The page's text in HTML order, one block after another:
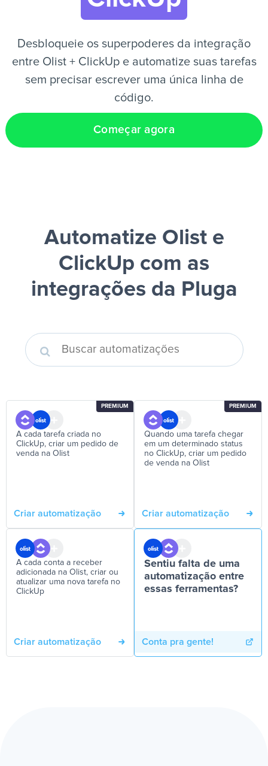
Desbloqueie os superpoderes da integração
entre Olist + ClickUp e automatize suas tarefas
sem precisar escrever uma única linha de
código.
Começar agora
Automatize Olist e
ClickUp com as
integrações da Pluga
PREMIUM
A cada tarefa criada no
ClickUp, criar um pedido de
venda na Olist
Criar automatização
PREMIUM
Quando uma tarefa chegar
em um determinado status
no ClickUp, criar um pedido
de venda na Olist
Criar automatização
A cada conta a receber
adicionada na Olist, criar ou
atualizar uma nova tarefa no
ClickUp
Criar automatização
Sentiu falta de uma
automatização entre
essas ferramentas?
Conta pra gente!